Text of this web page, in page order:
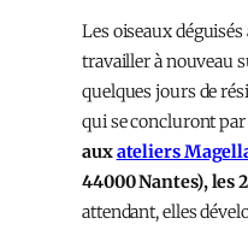
Les oiseaux
travailler à nouveau
quelques jours de
qui se concluront par
auxateliers
44000 Nantes), les
attendant, elles